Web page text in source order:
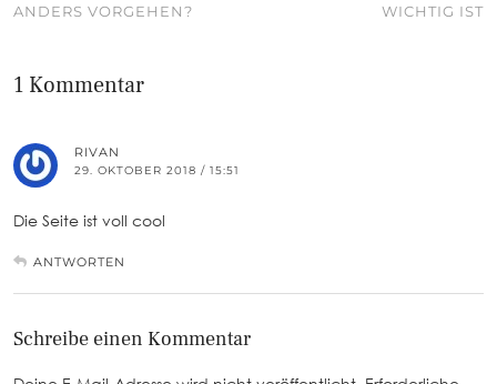
ANDERS VORGEHEN? WICHTIG IST
1 Kommentar
RIVAN
29. OKTOBER 2018 / 15:51
Die Seite ist voll cool
ANTWORTEN
Schreibe einen Kommentar